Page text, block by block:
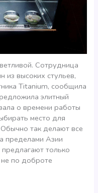
Сотрудница
из высоких стульев,
Titanium, сообщила
элитный
о времени работы
место для
так делают все
пределами Азии
предлагают только
не по доброте